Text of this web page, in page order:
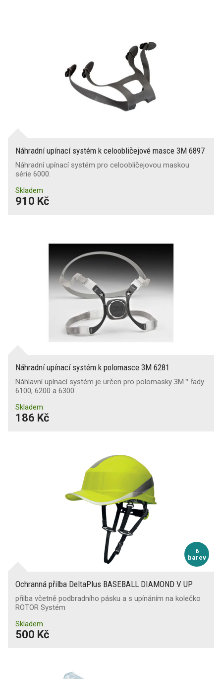
Náhradní upínací systém k celoobličejové masce 3M 6897
Náhradní upínací systém pro celoobličejovou maskou
série 6000.
Skladem
910 Kč
Náhradní upínací systém k polomasce 3M 6281
Náhlavní upínací systém je určen pro polomasky 3M™ řady
6100, 6200 a 6300.
Skladem
186 Kč
6
barev
Ochranná přilba DeltaPlus BASEBALL DIAMOND V UP
přilba včetně podbradního pásku a s upínáním na kolečko
ROTOR Systém
Skladem
500 Kč